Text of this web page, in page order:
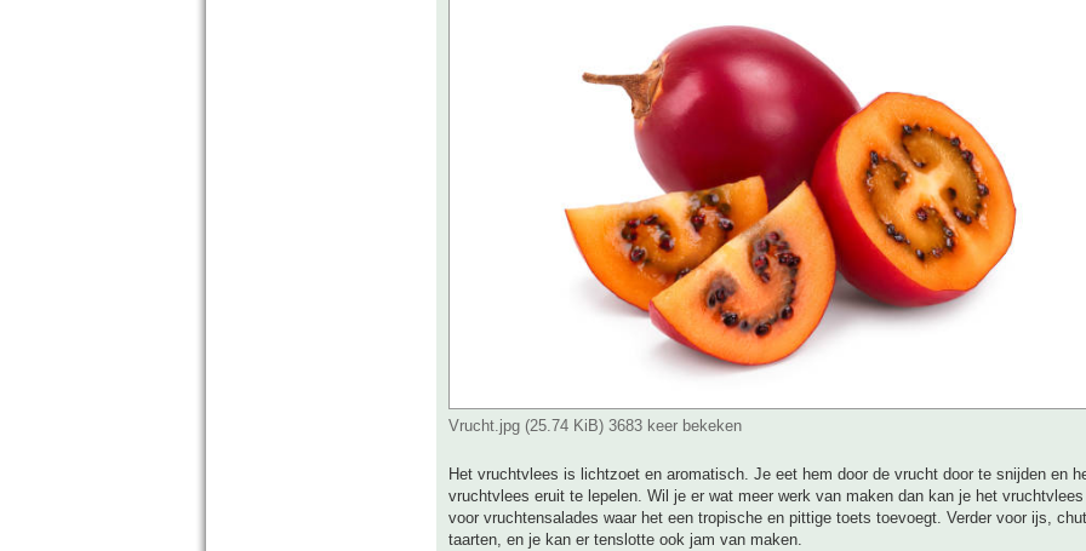
Vrucht.jpg (25.74 KiB) 3683 keer bekeken
Het vruchtvlees is lichtzoet en aromatisch. Je eet hem door de vrucht door te snijden en
vruchtvlees eruit te lepelen. Wil je er wat meer werk van maken dan kan je het
voor vruchtensalades waar het een tropische en pittige toets toevoegt. Verder voor ijs,
taarten, en je kan er tenslotte ook jam van maken.